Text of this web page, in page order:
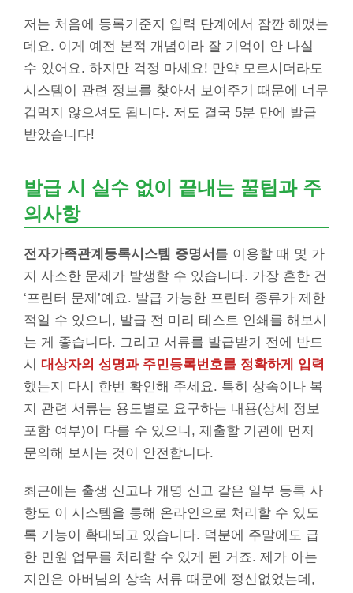
저는 처음에 등록기준지 입력 단계에서 잠깐 헤맸는
데요. 이게 예전 본적 개념이라 잘 기억이 안 나실
수 있어요. 하지만 걱정 마세요! 만약 모르시더라도
시스템이 관련 정보를 찾아서 보여주기 때문에 너무
겁먹지 않으셔도 됩니다. 저도 결국 5분 만에 발급
받았습니다!
발급 시 실수 없이 끝내는 꿀팁과 주
의사항
전자가족관계등록시스템 증명서 를 이용할 때 몇 가
지 사소한 문제가 발생할 수 있습니다. 가장 흔한 건
‘프린터 문제’예요. 발급 가능한 프린터 종류가 제한
적일 수 있으니, 발급 전 미리 테스트 인쇄를 해보시
는 게 좋습니다. 그리고 서류를 발급받기 전에 반드
시 대상자의 성명과 주민등록번호를 정확하게 입력
했는지 다시 한번 확인해 주세요. 특히 상속이나 복
지 관련 서류는 용도별로 요구하는 내용(상세 정보
포함 여부)이 다를 수 있으니, 제출할 기관에 먼저
문의해 보시는 것이 안전합니다.
최근에는 출생 신고나 개명 신고 같은 일부 등록 사
항도 이 시스템을 통해 온라인으로 처리할 수 있도
록 기능이 확대되고 있습니다. 덕분에 주말에도 급
한 민원 업무를 처리할 수 있게 된 거죠. 제가 아는
지인은 아버님의 상속 서류 때문에 정신없었는데,